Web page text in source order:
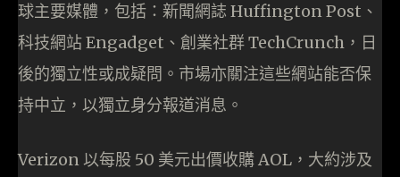
球主要媒體，包括：新聞網誌 Huffington Post、
科技網站 Engadget、創業社群 TechCrunch，日
後的獨立性或成疑問。市場亦關注這些網站能否保
持中立，以獨立身分報道消息。
Verizon 以每股 50 美元出價收購 AOL，大約涉及